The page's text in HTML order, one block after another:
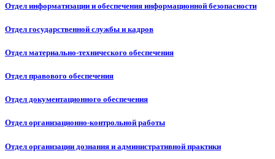
Отдел информатизации и обеспечения информационной безопасности
Отдел государственной службы и кадров
Отдел материально-технического обеспечения
Отдел правового обеспечения
Отдел документационного обеспечения
Отдел организационно-контрольной работы
Отдел организации дознания и административной практики